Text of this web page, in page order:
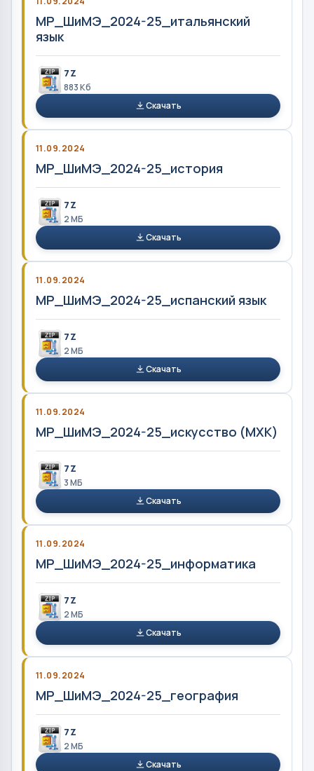
МР_ШиМЭ_2024-25_итальянский
язык
7Z
883 Кб
Скачать
11.09.2024
МР_ШиМЭ_2024-25_история
7Z
2 MБ
Скачать
11.09.2024
МР_ШиМЭ_2024-25_испанский язык
7Z
2 MБ
Скачать
11.09.2024
МР_ШиМЭ_2024-25_искусство (МХК)
7Z
3 MБ
Скачать
11.09.2024
МР_ШиМЭ_2024-25_информатика
7Z
2 MБ
Скачать
11.09.2024
МР_ШиМЭ_2024-25_география
7Z
2 MБ
Скачать